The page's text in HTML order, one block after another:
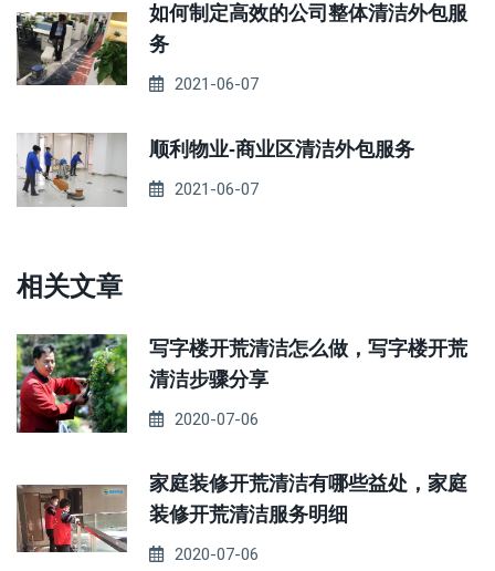
如何制定高效的公司整体清洁外包服
务
2021-06-07
顺利物业-商业区清洁外包服务
2021-06-07
相关文章
写字楼开荒清洁怎么做，写字楼开荒
清洁步骤分享
2020-07-06
家庭装修开荒清洁有哪些益处，家庭
装修开荒清洁服务明细
2020-07-06